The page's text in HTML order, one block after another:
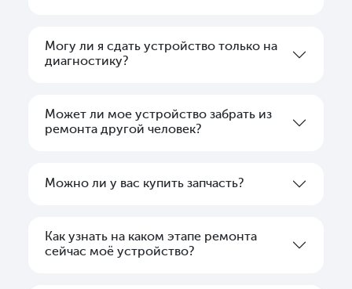
Могу ли я сдать устройство только на
диагностику?
Может ли мое устройство забрать из
ремонта другой человек?
Можно ли у вас купить запчасть?
Как узнать на каком этапе ремонта
сейчас моё устройство?